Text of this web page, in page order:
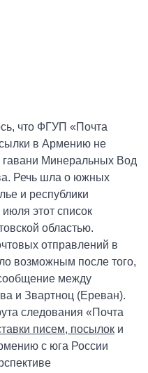
что ФГУП «Почта
в Армению не
гавани Минеральных Вод
Речь шла о южных
и республики
этот список
областью.
отправлений в
возможным после того,
между
и Звартноц (Ереван).
следования «Почта
писем, посылок и
с юга России